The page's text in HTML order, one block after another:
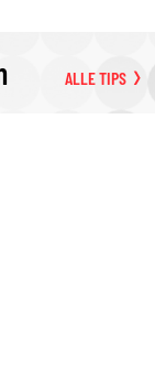
ALLE TIPS